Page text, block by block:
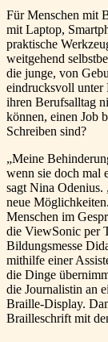
Für Menschen mit
mit Laptop,
praktische
weitgehend
die junge, von
eindrucksvoll unter
ihren Berufsalltag
können, einen Job
Schreiben sind?
„Meine
wenn sie doch mal
sagt Nina
neue
Menschen im
die ViewSonic per
Bildungsmesse
mithilfe einer
die Dinge
die Journalistin an
Braille-Display.
Brailleschrift mit